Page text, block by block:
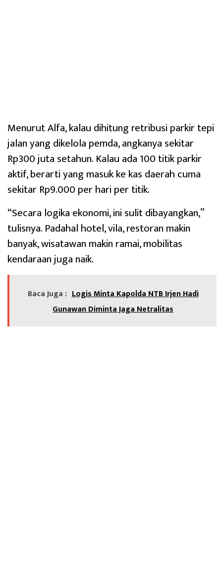
Menurut Alfa, kalau dihitung retribusi parkir tepi
jalan yang dikelola pemda, angkanya sekitar
Rp300 juta setahun. Kalau ada 100 titik parkir
aktif, berarti yang masuk ke kas daerah cuma
sekitar Rp9.000 per hari per titik.
“Secara logika ekonomi, ini sulit dibayangkan,”
tulisnya. Padahal hotel, vila, restoran makin
banyak, wisatawan makin ramai, mobilitas
kendaraan juga naik.
Baca Juga : Logis Minta Kapolda NTB Irjen Hadi
Gunawan Diminta Jaga Netralitas